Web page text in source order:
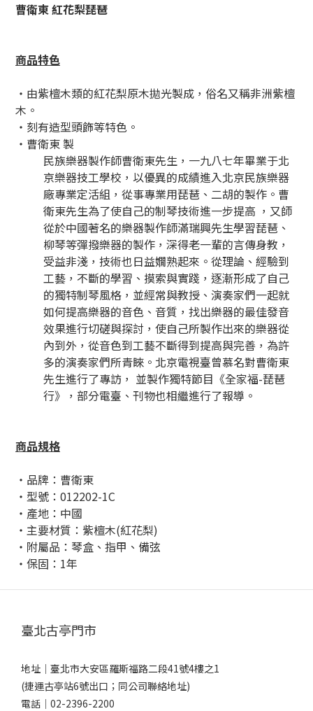
曹衛東 紅花梨琵琶
商品特色
・由紫檀木類的紅花梨原木拋光製成，俗名又稱非洲紫檀
木。
・刻有造型頭飾等特色。
・曹衛東 製
民族樂器製作師曹衛東先生，一九八七年畢業于北
京樂器技工學校，以優異的成績進入北京民族樂器
廠專業定活組，從事專業用琵琶、二胡的製作。曹
衛東先生為了使自己的制琴技術進一步提高 ，又師
從於中國著名的樂器製作師滿瑞興先生學習琵琶、
柳琴等彈撥樂器的製作，深得老一輩的言傳身教，
受益非淺，技術也日益嫺熟起來。從理論、經驗到
工藝，不斷的學習、摸索與實踐，逐漸形成了自己
的獨特制琴風格，並經常與教授、演奏家們一起就
如何提高樂器的音色、音質，找出樂器的最佳發音
效果進行切磋與探討，使自己所製作出來的樂器從
內到外，從音色到工藝不斷得到提高與完善，為許
多的演奏家們所青睞。北京電視臺曾慕名對曹衛東
先生進行了專訪， 並製作獨特節目《全家福-琵琶
行》，部分電臺、刊物也相繼進行了報導。
商品規格
・品牌：曹衛東
・型號：012202-1C
・產地：中國
・主要材質：紫檀木(紅花梨)
・附屬品：琴盒、指甲、備弦
・保固：1年
臺北古亭門市
地址｜ 臺北市大安區羅斯福路二段41號4樓之1
(捷運古亭站6號出口；同公司聯絡地址)
電話｜ 02-2396-2200